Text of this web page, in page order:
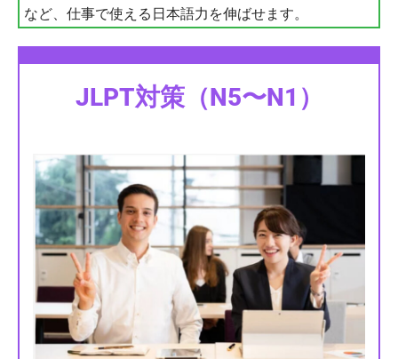
など、仕事で使える日本語力を伸ばせます。
JLPT対策（N5〜N1）